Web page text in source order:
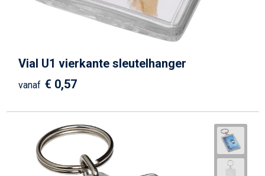
Vial U1 vierkante sleutelhanger
vanaf € 0,57